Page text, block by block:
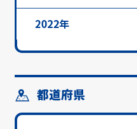
2022年
都道府県